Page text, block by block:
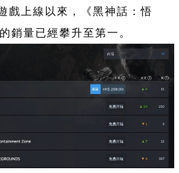
戲上線以來，《黑神話：悟
銷量已經攀升至第一。